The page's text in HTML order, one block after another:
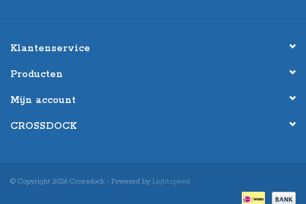
Klantenservice
Producten
Mijn account
CROSSDOCK
© Copyright 2026 Crossdock - Powered by Lightspeed